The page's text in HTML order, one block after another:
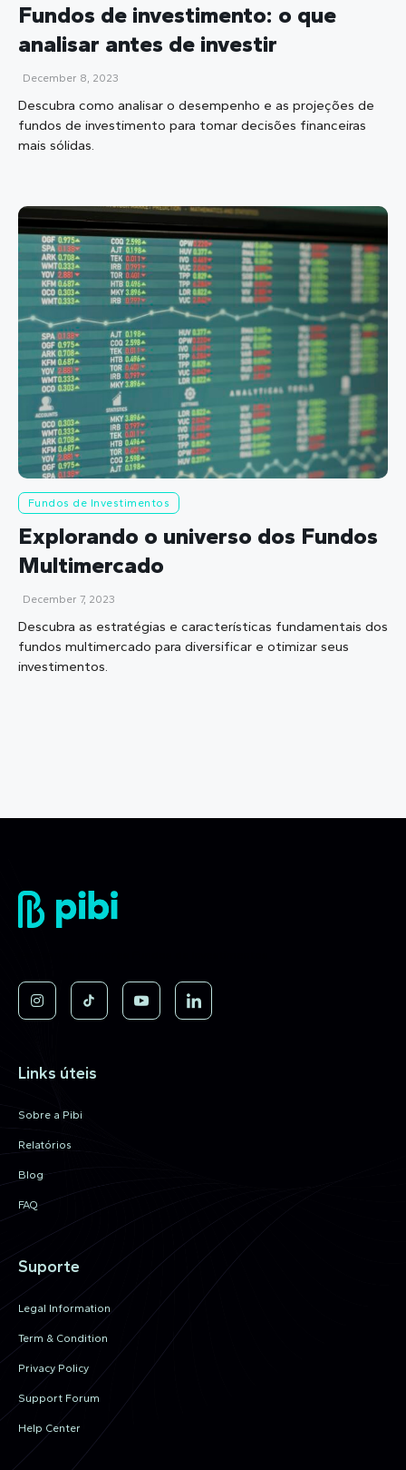
Fundos de investimento: o que
analisar antes de investir
December 8, 2023
Descubra como analisar o desempenho e as projeções de
fundos de investimento para tomar decisões financeiras
mais sólidas.
Fundos de Investimentos
Explorando o universo dos Fundos
Multimercado
December 7, 2023
Descubra as estratégias e características fundamentais dos
fundos multimercado para diversificar e otimizar seus
investimentos.
Links úteis
Sobre a Pibi
Relatórios
Blog
FAQ
Suporte
Legal Information
Term & Condition
Privacy Policy
Support Forum
Help Center